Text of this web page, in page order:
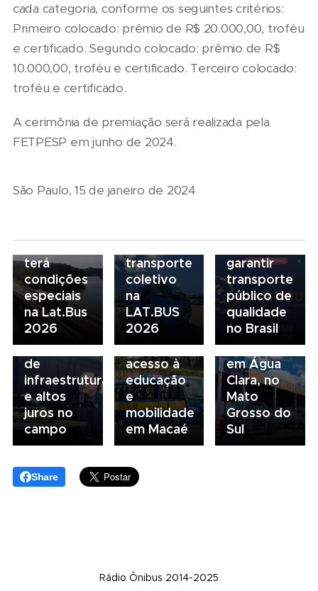
cada categoria, conforme os seguintes critérios:
Primeiro colocado: prêmio de R$ 20.000,00, troféu
e certificado. Segundo colocado: prêmio de R$
10.000,00, troféu e certificado. Terceiro colocado:
troféu e certificado.
A cerimônia de premiação será realizada pela
FETPESP em junho de 2024.
São Paulo, 15 de janeiro de 2024
07/08/2026
Financeiros
terá
condições
especiais
na Lat.Bus
2026
Marcopolo
reforça
descarbonização
do
transporte
coletivo
na
LAT.BUS
2026
Seminário
Nacional
para
garantir
transporte
público de
qualidade
no Brasil
05/08/2026
Presidente
da FAESP
alerta para
gargalos
de
infraestrutura
e altos
juros no
campo
04/08/2026
Renovação
da frota
escolar
fortalece
acesso à
educação
e
mobilidade
em Macaé
03/08/2026
Volvo
inaugura
concessionária
em Água
Clara, no
Mato
Grosso do
Sul
Share
Rádio Ônibus 2014-2025